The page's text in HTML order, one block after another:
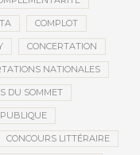
COMPLOT
CONCERTATION
NATIONALES
DU SOMMET
CONCOURS LITTÉRAIRE